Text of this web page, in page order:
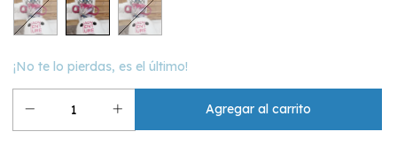
¡No te lo pierdas, es el último!